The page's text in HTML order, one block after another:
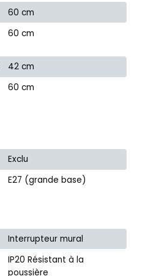
60 cm
60 cm
42 cm
60 cm
Exclu
E27 (grande base)
Interrupteur mural
IP20 Résistant à la
poussière